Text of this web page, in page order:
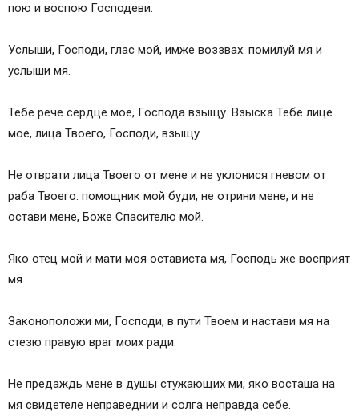
пою и воспою Господеви.
Услыши, Господи, глас мой, имже воззвах: помилуй мя и
услыши мя.
Тебе рече сердце мое, Господа взыщу. Взыска Тебе лице
мое, лица Твоего, Господи, взыщу.
Не отврати лица Твоего от мене и не уклонися гневом от
раба Твоего: помощник мой буди, не отрини мене, и не
остави мене, Боже Спасителю мой.
Яко отец мой и мати моя остависта мя, Господь же восприят
мя.
Законоположи ми, Господи, в пути Твоем и настави мя на
стезю правую враг моих ради.
Не предаждь мене в душы стужающих ми, яко восташа на
мя свидетеле неправеднии и солга неправда себе.